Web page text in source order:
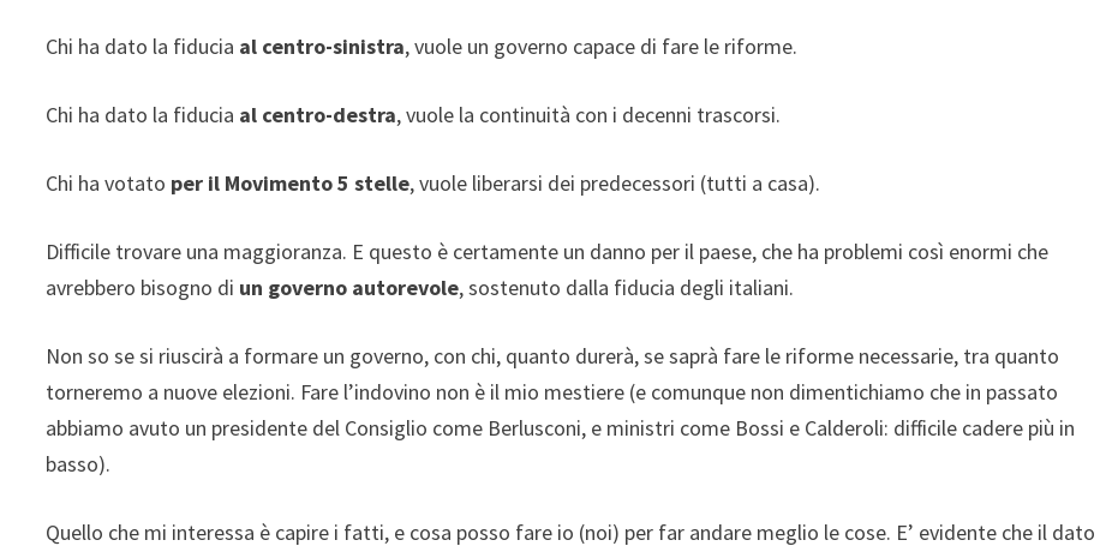
Chi ha dato la fiducia al centro-sinistra, vuole un governo capace di fare le riforme.
Chi ha dato la fiducia al centro-destra, vuole la continuità con i decenni trascorsi.
Chi ha votato per il Movimento 5 stelle, vuole liberarsi dei predecessori (tutti a casa).
Difficile trovare una maggioranza. E questo è certamente un danno per il paese, che ha problemi così enormi che
avrebbero bisogno di un governo autorevole, sostenuto dalla fiducia degli italiani.
Non so se si riuscirà a formare un governo, con chi, quanto durerà, se saprà fare le riforme necessarie, tra quanto
torneremo a nuove elezioni. Fare l’indovino non è il mio mestiere (e comunque non dimentichiamo che in passato
abbiamo avuto un presidente del Consiglio come Berlusconi, e ministri come Bossi e Calderoli: difficile cadere più in
basso).
Quello che mi interessa è capire i fatti, e cosa posso fare io (noi) per far andare meglio le cose. E’ evidente che il dato